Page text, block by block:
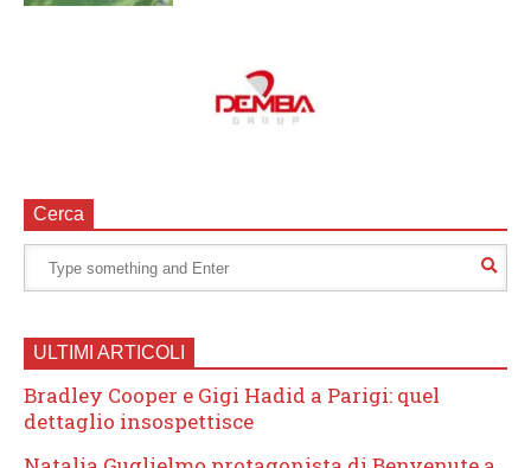
Cerca
ULTIMI ARTICOLI
Bradley Cooper e Gigi Hadid a Parigi: quel
dettaglio insospettisce